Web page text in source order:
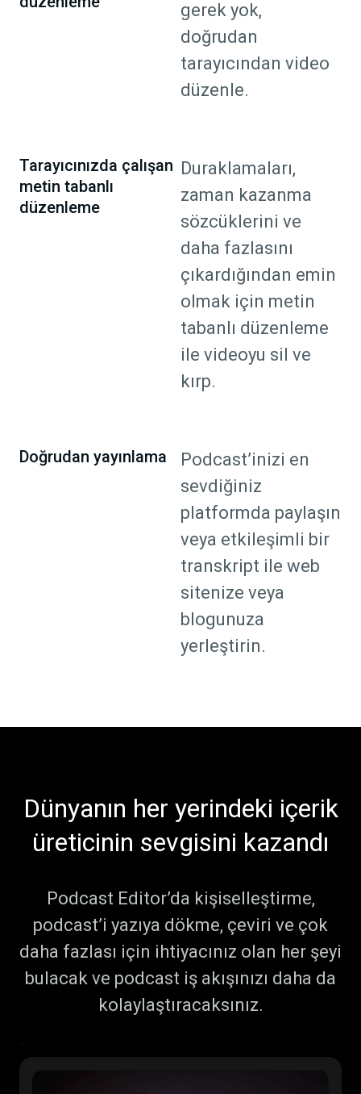
gerek yok,
doğrudan
tarayıcından video
düzenle.
Tarayıcınızda çalışan
metin tabanlı
düzenleme
Duraklamaları,
zaman kazanma
sözcüklerini ve
daha fazlasını
çıkardığından emin
olmak için metin
tabanlı düzenleme
ile videoyu sil ve
kırp.
Doğrudan yayınlama
Podcast’inizi en
sevdiğiniz
platformda paylaşın
veya etkileşimli bir
transkript ile web
sitenize veya
blogunuza
yerleştirin.
Dünyanın her yerindeki içerik
üreticinin sevgisini kazandı
Podcast Editor’da kişiselleştirme,
podcast’i yazıya dökme, çeviri ve çok
daha fazlası için ihtiyacınız olan her şeyi
bulacak ve podcast iş akışınızı daha da
kolaylaştıracaksınız.